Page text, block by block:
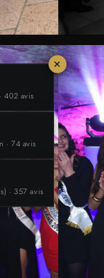
×
402 avis
· 74 avis
· 357 avis